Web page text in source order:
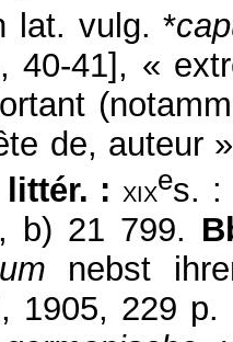
lat. vulg. *
40-41], «
de, auteur
: xixes. :
b) 21 799.
nebst
1905, 229 p.